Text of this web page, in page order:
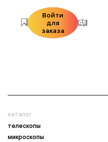
Войти
для
заказа
каталог
телескопы
микроскопы